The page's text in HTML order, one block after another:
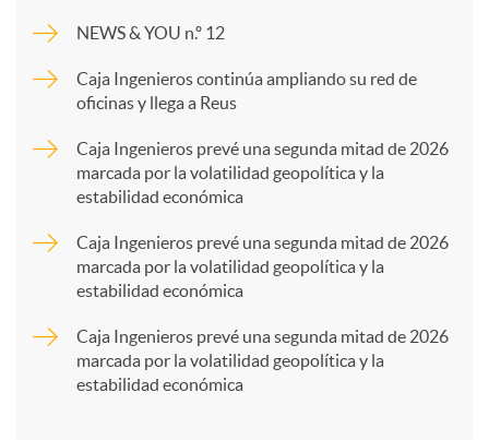
p
a
NEWS & YOU n.º 12
Caja Ingenieros continúa ampliando su red de
oficinas y llega a Reus
Caja Ingenieros prevé una segunda mitad de 2026
marcada por la volatilidad geopolítica y la
estabilidad económica
Caja Ingenieros prevé una segunda mitad de 2026
marcada por la volatilidad geopolítica y la
estabilidad económica
Caja Ingenieros prevé una segunda mitad de 2026
marcada por la volatilidad geopolítica y la
estabilidad económica